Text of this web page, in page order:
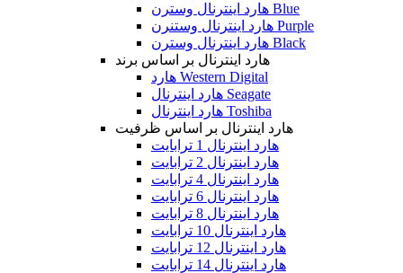
هارد اینترنال وسترن Blue
هارد اینترنال وستنرن Purple
هارد اینترنال وسترن Black
هارد اینترنال بر اساس برند
هارد Western Digital
هارد اینترنال Seagate
هارد اینترنال Toshiba
هارد اینترنال بر اساس ظرفیت
هارد اینترنال 1 ترابایت
هارد اینترنال 2 ترابایت
هارد اینترنال 4 ترابایت
هارد اینترنال 6 ترابایت
هارد اینترنال 8 ترابایت
هارد اینترنال 10 ترابایت
هارد اینترنال 12 ترابایت
هارد اینترنال 14 ترابایت